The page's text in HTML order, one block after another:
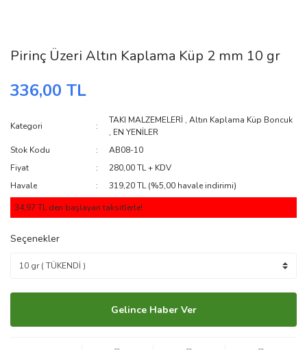
Pirinç Üzeri Altın Kaplama Küp 2 mm 10 gr
336,00 TL
Kategori
TAKI MALZEMELERİ ,Altın Kaplama Küp Boncuk
, EN YENİLER
Stok Kodu
AB08-10
Fiyat
280,00 TL + KDV
Havale
319,20 TL (%5,00 havale indirimi)
34,97 TL den başlayan taksitlerle!
Seçenekler
Gelince Haber Ver